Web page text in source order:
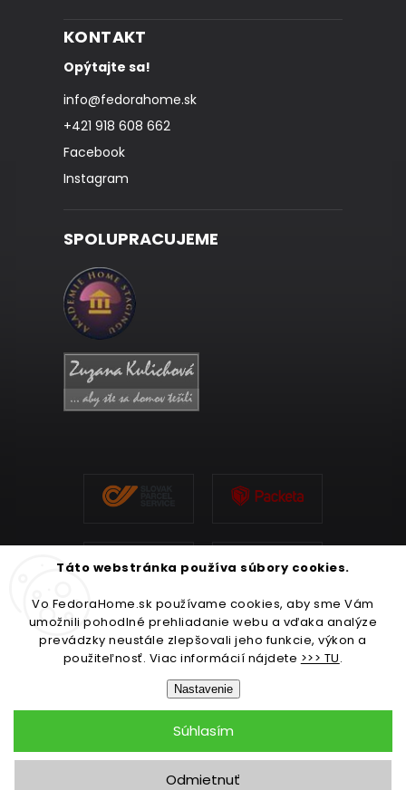
Táto webstránka používa súbory cookies.
Vo FedoraHome.sk používame cookies, aby sme Vám
umožnili pohodlné prehliadanie webu a vďaka analýze
prevádzky neustále zlepšovali jeho funkcie, výkon a
použiteľnosť. Viac informácií nájdete >>> TU.
Nastavenie
Odmietnuť
Súhlasím
KONTAKT
Opýtajte sa!
info@fedorahome.sk
+421 918 608 662
Facebook
Instagram
SPOLUPRACUJEME
Copyright 2026FedoraHome.sk. Všetky práva vyhradené.
Upraviť nastavenie cookies